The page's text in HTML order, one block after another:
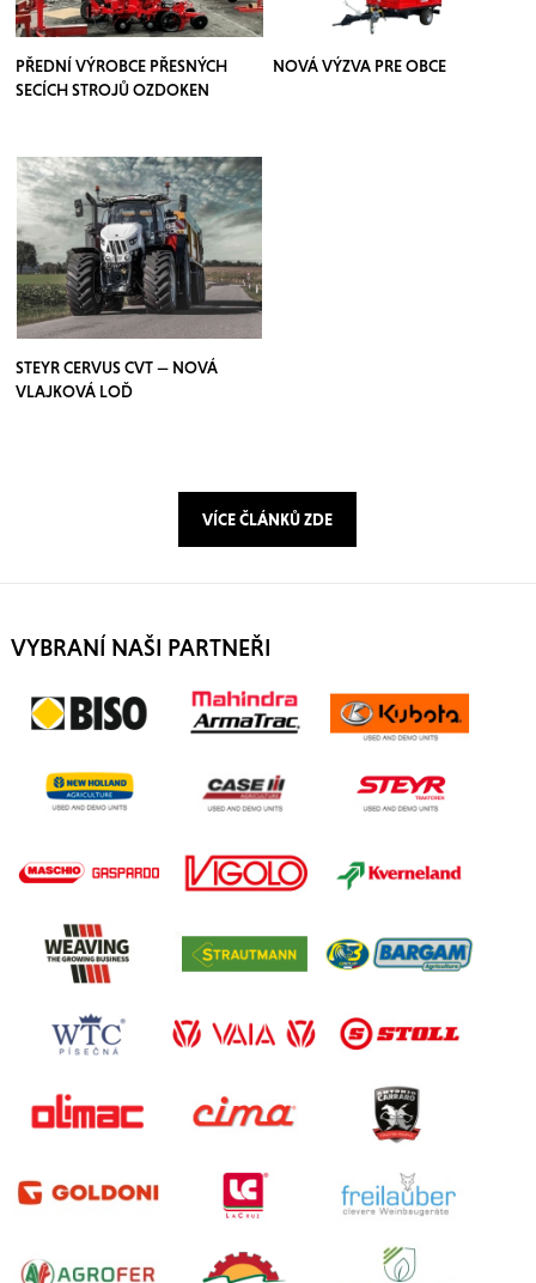
PŘEDNÍ VÝROBCE PŘESNÝCH
SECÍCH STROJŮ OZDOKEN
NOVÁ VÝZVA PRE OBCE
STEYR CERVUS CVT — NOVÁ
VLAJKOVÁ LOĎ
VÍCE ČLÁNKŮ ZDE
VYBRANÍ NAŠI PARTNEŘI